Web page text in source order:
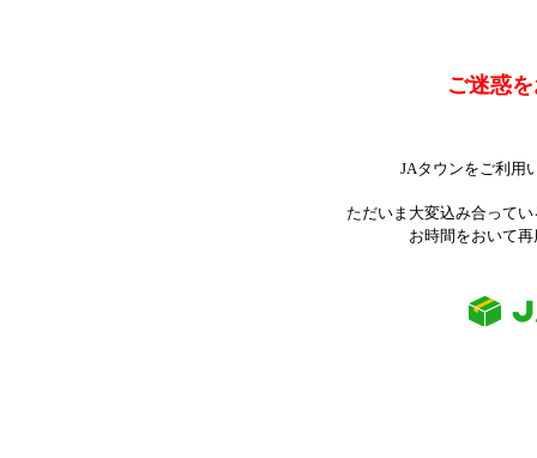
ご迷惑
JAタウンをご利用
ただいま大変込み合って
お時間をおいて